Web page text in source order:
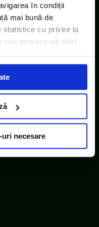
în condiții
mai bună de
statistice cu privire la
sau pentru a vă oferi
de către ECOTIC
uri dintr-un domeniu
care îl vizitați (cookie-
și Despre informații
necesare